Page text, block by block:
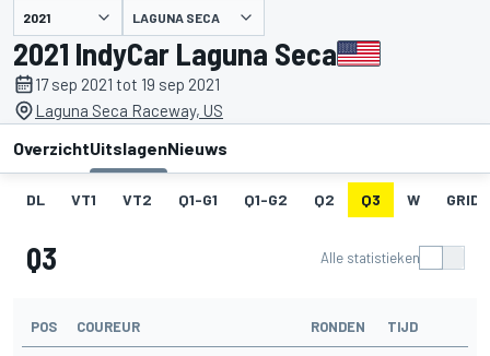
gepresenteerd door LAGUNA SECA
2021 IndyCar Laguna Seca
17 sep 2021 tot 19 sep 2021
Laguna Seca Raceway, US
OverzichtUitslagenNieuws
DL VT1 VT2 Q1-G1 Q1-G2 Q2 Q3 W GRID
Q3 Alle statistieken
POS COUREUR RONDEN TIJD